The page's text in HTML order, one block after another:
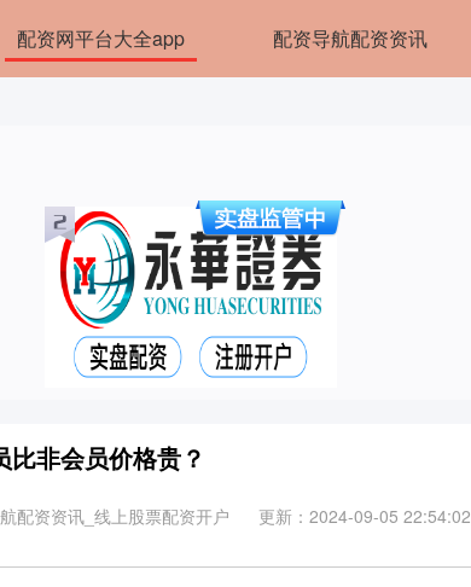
配资网平台大全app 配资导航配资资讯
非会员价格贵？
配资资讯_线上股票配资开户 更新：2024-09-05 22:54:02